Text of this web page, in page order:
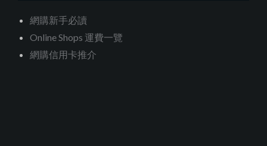
網購新手必讀
Online Shops 運費一覽
網購信用卡推介